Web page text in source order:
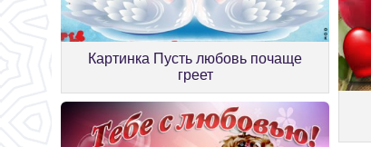
Картинка Пусть любовь почаще
греет